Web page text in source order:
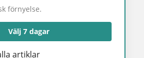
förnyelse.
Välj 7 dagar
artiklar